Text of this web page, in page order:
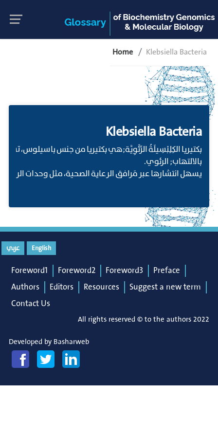
Home Klebsiella Bacteria
Klebsiella Bacteria
بكتيريا الكِلِبْسِيلَةُ الرِّئَوِيَّة;هي بكتيريا من جنس باسيلوس،
بالالتهاب; الرئوي.
يسهل انتشارها عبر مَرافق الرعاية الصحية، مثل وحدات
English عربي
Foreword1 Foreword2 Foreword3
Preface
Authors
Editors Resources
Suggest a new term
Contact Us
All rights reserved © to the authors 2022
Developed by Basharweb